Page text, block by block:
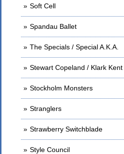
Soft Cell
Spandau Ballet
The Specials / Special A.K.A.
Stewart Copeland / Klark Kent
Stockholm Monsters
Stranglers
Strawberry Switchblade
Style Council